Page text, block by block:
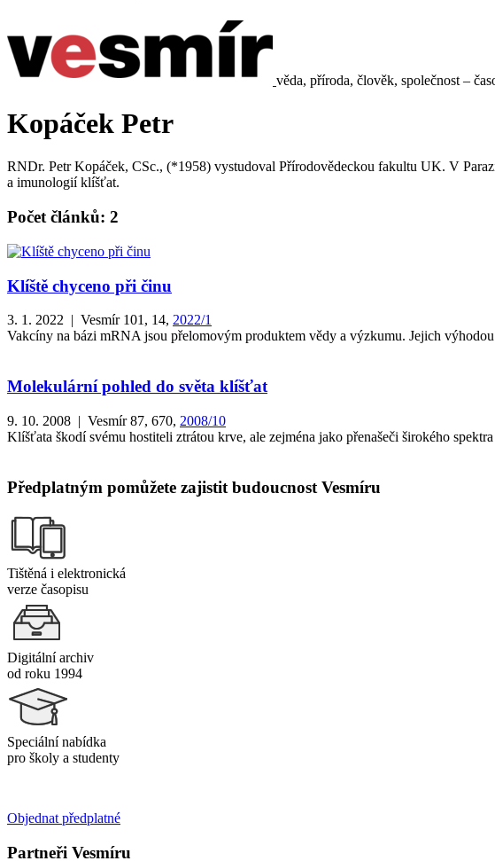
věda, příroda, člověk, společnost –
Kopáček Petr
RNDr. Petr Kopáček, CSc., (*1958) vystudoval Přírodovědeckou fakultu UK. V
a imunologií klíšťat.
Počet článků: 2
Klíště chyceno při činu
3. 1. 2022 | Vesmír 101, 14, 2022/1
Vakcíny na bázi mRNA jsou přelomovým produktem vědy a výzkumu. Jejich
Molekulární pohled do světa klíšťat
9. 10. 2008 | Vesmír 87, 670, 2008/10
Klíšťata škodí svému hostiteli ztrátou krve, ale zejména jako přenašeči širokého
Předplatným pomůžete zajistit budoucnost Vesmíru
Tištěná i elektronická
verze časopisu
Digitální archiv
od roku 1994
Speciální nabídka
pro školy a studenty
Objednat předplatné
Partneři Vesmíru